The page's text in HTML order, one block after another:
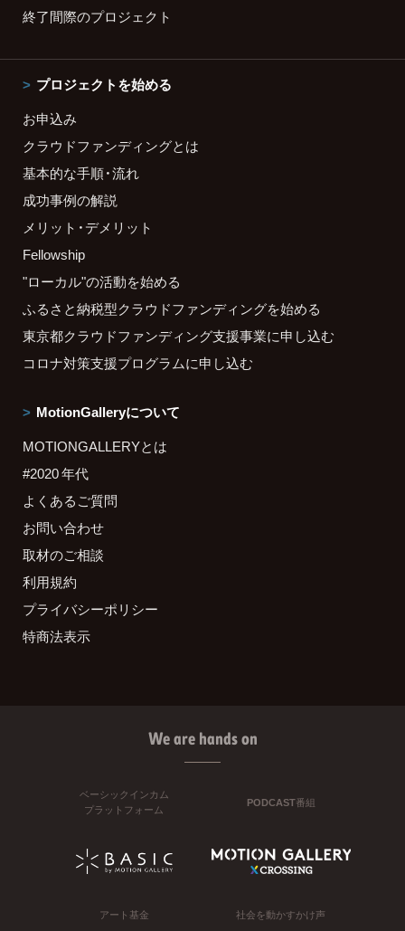
終了間際のプロジェクト
プロジェクトを始める
お申込み
クラウドファンディングとは
基本的な手順・流れ
成功事例の解説
メリット・デメリット
Fellowship
"ローカル"の活動を始める
ふるさと納税型クラウドファンディングを始める
東京都クラウドファンディング支援事業に申し込む
コロナ対策支援プログラムに申し込む
MotionGalleryについて
MOTIONGALLERYとは
#2020 年代
よくあるご質問
お問い合わせ
取材のご相談
利用規約
プライバシーポリシー
特商法表示
We are hands on
ベーシックインカム
プラットフォーム
PODCAST番組
アート基金 社会を動かすかけ声